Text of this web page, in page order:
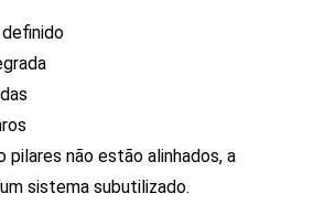
pilares não estão alinhados, a
sistema subutilizado.